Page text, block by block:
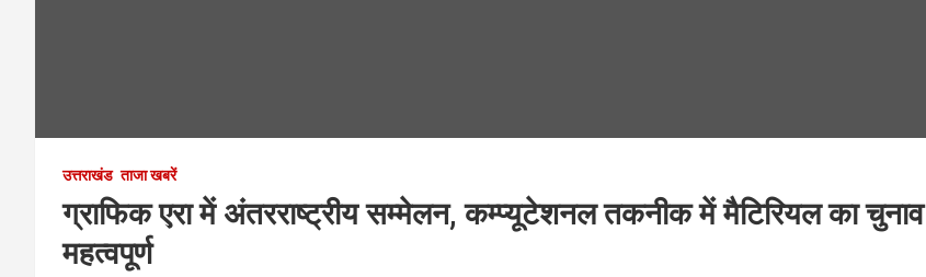
उत्तराखंड ताजा खबरें
ग्राफिक एरा में अंतरराष्ट्रीय सम्मेलन, कम्प्यूटेशनल तकनीक में मैटिरियल का चुनाव
महत्वपूर्ण